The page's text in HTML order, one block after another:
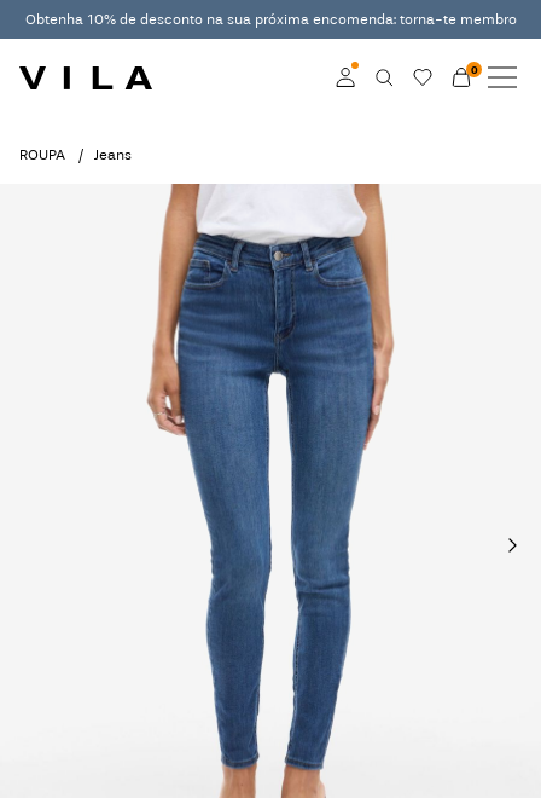
Obtenha 10% de desconto na sua próxima encomenda: torna-te membro
Torne-se membro
Saiba mais sobre o
VILA Club
0
NOVIDADES
ROUPA
EM TENDÊNCIA
ROUGE EDIT
ROUPA Jeans